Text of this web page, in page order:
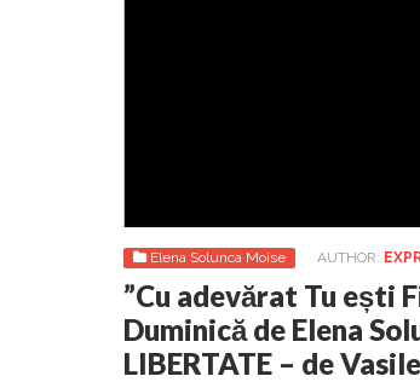
Elena Solunca Moise AUTHOR:
”Cu adevărat Tu ești
Duminică de Elena
LIBERTATE – de